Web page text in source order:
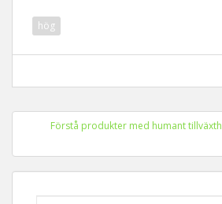
hög
Inläggsnavigering
Förstå produkter med humant